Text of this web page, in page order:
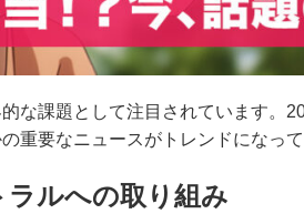
な課題として注目されています。
重要なニュースがトレンドになって
ルへの取り組み